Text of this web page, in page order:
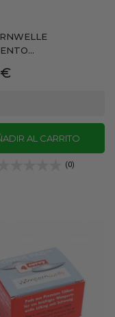
€
AL CARRITO
(0)